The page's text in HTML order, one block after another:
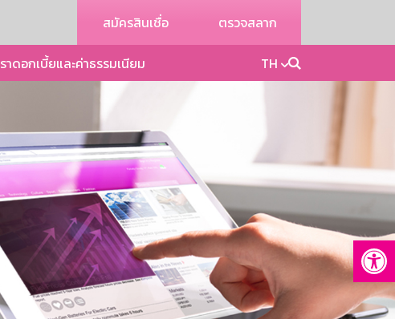
สมัครสินเชื่อ ตรวจสลาก
าดอกเบี้ยและค่าธรรมเนียม TH